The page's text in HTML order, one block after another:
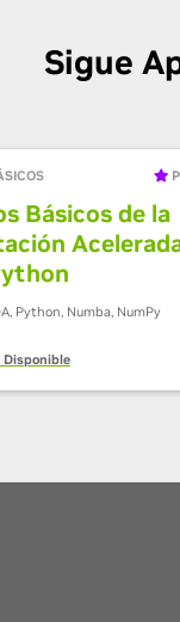
Sigue
Básicos de la
Python, Numba, NumPy